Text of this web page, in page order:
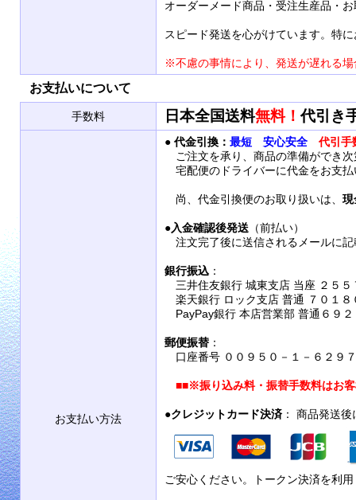
オーダーメード商品・受注生産品・
スピード発送を心がけています。特
※不慮の事情により、発送が遅れる
お支払いについて
手数料 日本全国送料無料！代引き
お支払い方法
● 代金引換： 最短 安心安全
代引手
ご注文を承り、商品の準備ができ
宅配便のドライバーに代金をお支
尚、代金引換便のお取り扱いは、 現
●入金確認後発送 （前払い）
注文完了後に送信されるメールに
銀行振込 ：
三井住友銀行 城東支店 当座 ２５５
楽天銀行 ロック支店 普通 ７０１８
PayPay銀行 本店営業部 普通６９
郵便振替 ：
口座番号 ００９５０－１－６２９
■■※振り込み料・振替手数料はお
●クレジットカード決済 ： 商品発送
ご安心ください。トークン決済を利